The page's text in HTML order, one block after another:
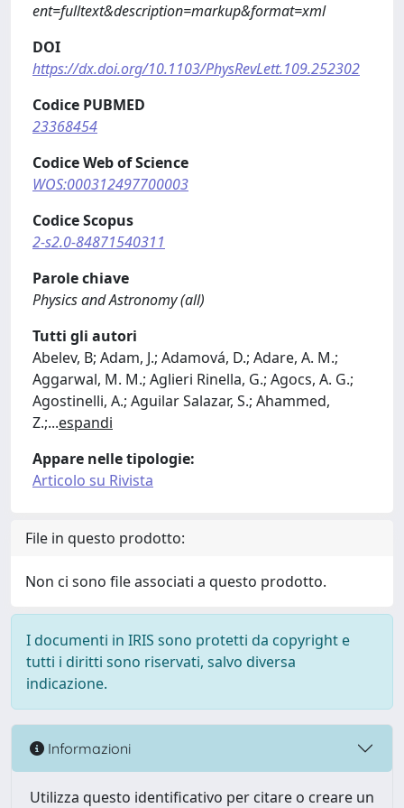
ent=fulltext&description=markup&format=xml
DOI
https://dx.doi.org/10.1103/PhysRevLett.109.252302
Codice PUBMED
23368454
Codice Web of Science
WOS:000312497700003
Codice Scopus
2-s2.0-84871540311
Parole chiave
Physics and Astronomy (all)
Tutti gli autori
Abelev, B; Adam, J.; Adamová, D.; Adare, A. M.;
Aggarwal, M. M.; Aglieri Rinella, G.; Agocs, A. G.;
Agostinelli, A.; Aguilar Salazar, S.; Ahammed,
Z.;...espandi
Appare nelle tipologie:
Articolo su Rivista
File in questo prodotto:
Non ci sono file associati a questo prodotto.
I documenti in IRIS sono protetti da copyright e
tutti i diritti sono riservati, salvo diversa
indicazione.
Informazioni
Utilizza questo identificativo per citare o creare un